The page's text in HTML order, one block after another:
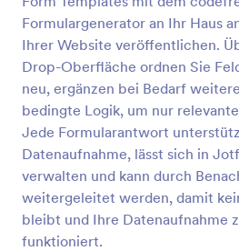
Formulargenerator an Ihr Haus
Ihrer Website veröffentlichen.
Drop-Oberfläche ordnen Sie
neu, ergänzen bei Bedarf
bedingte Logik, um nur
Jede Formularantwort
Datenaufnahme, lässt sich in
verwalten und kann durch
weitergeleitet werden, damit
bleibt und Ihre Datenaufnahme
funktioniert.
Allgemeines Datei
Ein allgemeines Upload-
fragt auch Kontakt-Daten ab.
Go to Category:
Kontaktformulare